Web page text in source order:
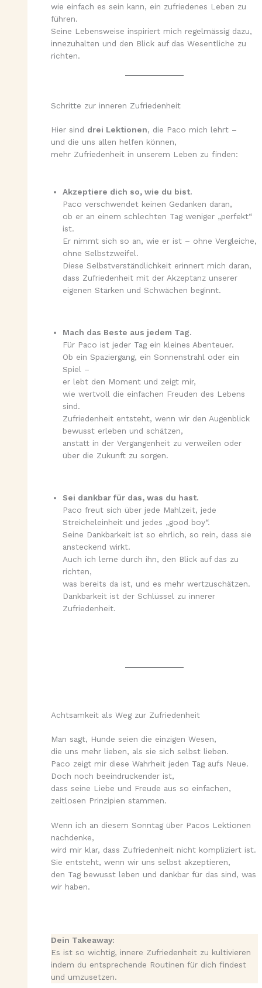
wie einfach es sein kann, ein zufriedenes Leben zu
führen.
Seine Lebensweise inspiriert mich regelmässig dazu,
innezuhalten und den Blick auf das Wesentliche zu
richten.
Schritte zur inneren Zufriedenheit
Hier sind drei Lektionen, die Paco mich lehrt –
und die uns allen helfen können,
mehr Zufriedenheit in unserem Leben zu finden:
Akzeptiere dich so, wie du bist.
Paco verschwendet keinen Gedanken daran,
ob er an einem schlechten Tag weniger „perfekt“
ist.
Er nimmt sich so an, wie er ist – ohne Vergleiche,
ohne Selbstzweifel.
Diese Selbstverständlichkeit erinnert mich daran,
dass Zufriedenheit mit der Akzeptanz unserer
eigenen Stärken und Schwächen beginnt.
Mach das Beste aus jedem Tag.
Für Paco ist jeder Tag ein kleines Abenteuer.
Ob ein Spaziergang, ein Sonnenstrahl oder ein
Spiel –
er lebt den Moment und zeigt mir,
wie wertvoll die einfachen Freuden des Lebens
sind.
Zufriedenheit entsteht, wenn wir den Augenblick
bewusst erleben und schätzen,
anstatt in der Vergangenheit zu verweilen oder
über die Zukunft zu sorgen.
Sei dankbar für das, was du hast.
Paco freut sich über jede Mahlzeit, jede
Streicheleinheit und jedes „good boy“.
Seine Dankbarkeit ist so ehrlich, so rein, dass sie
ansteckend wirkt.
Auch ich lerne durch ihn, den Blick auf das zu
richten,
was bereits da ist, und es mehr wertzuschätzen.
Dankbarkeit ist der Schlüssel zu innerer
Zufriedenheit.
Achtsamkeit als Weg zur Zufriedenheit
Man sagt, Hunde seien die einzigen Wesen,
die uns mehr lieben, als sie sich selbst lieben.
Paco zeigt mir diese Wahrheit jeden Tag aufs Neue.
Doch noch beeindruckender ist,
dass seine Liebe und Freude aus so einfachen,
zeitlosen Prinzipien stammen.
Wenn ich an diesem Sonntag über Pacos Lektionen
nachdenke,
wird mir klar, dass Zufriedenheit nicht kompliziert ist.
Sie entsteht, wenn wir uns selbst akzeptieren,
den Tag bewusst leben und dankbar für das sind, was
wir haben.
Dein Takeaway:
Es ist so wichtig, innere Zufriedenheit zu kultivieren
indem du entsprechende Routinen für dich findest
und umzusetzen.